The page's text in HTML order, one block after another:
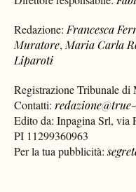
Redazione: Francesca
Muratore, Maria Carla
Liparoti
Registrazione Tribunale
Contatti:
Edito da: Inpagina Srl, via
PI 11299360963
Per la tua pubblicità: